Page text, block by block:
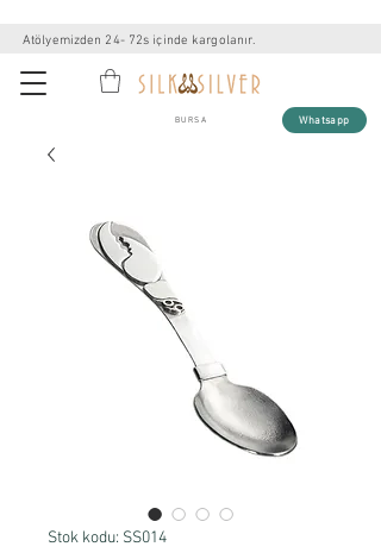
BURSA
Atölyemizden 24- 72s içinde kargolanır.
Whatsapp
Stok kodu: SS014